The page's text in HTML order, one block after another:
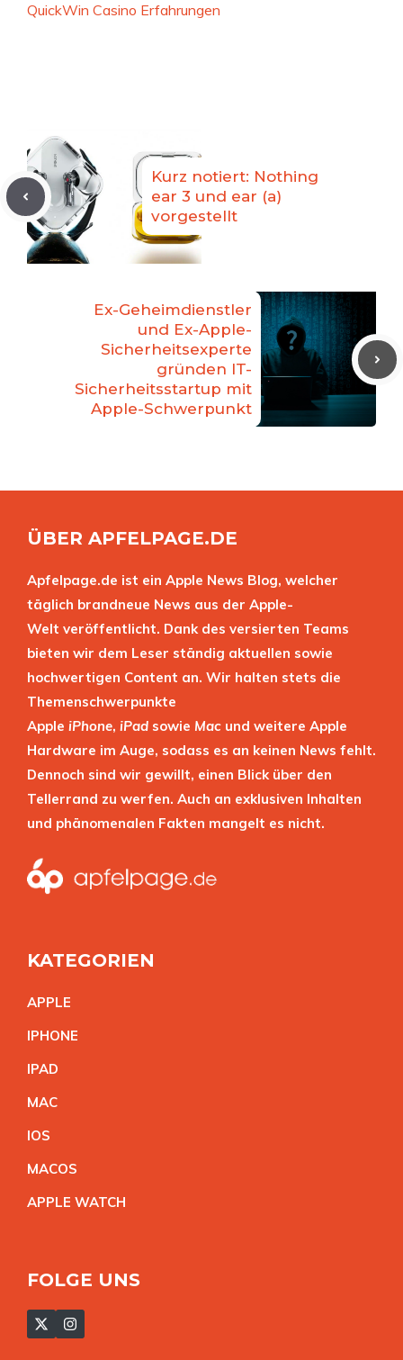
QuickWin Casino Erfahrungen
Kurz notiert: Nothing
ear 3 und ear (a)
vorgestellt
Ex-Geheimdienstler
und Ex-Apple-
Sicherheitsexperte
gründen IT-
Sicherheitsstartup mit
Apple-Schwerpunkt
ÜBER APFELPAGE.DE
Apfelpage.de ist ein Apple News Blog, welcher
täglich brandneue News aus der Apple-
Welt veröffentlicht. Dank des versierten Teams
bieten wir dem Leser ständig aktuellen sowie
hochwertigen Content an. Wir halten stets die
Themenschwerpunkte
Apple iPhone, iPad sowie Mac und weitere Apple
Hardware im Auge, sodass es an keinen News fehlt.
Dennoch sind wir gewillt, einen Blick über den
Tellerrand zu werfen. Auch an exklusiven Inhalten
und phänomenalen Fakten mangelt es nicht.
KATEGORIEN
APPLE
IPHONE
IPAD
MAC
IOS
MACOS
APPLE WATCH
FOLGE UNS